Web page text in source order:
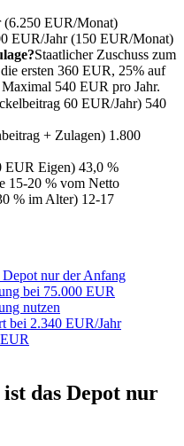
(6.250 EUR/Monat)
EUR/Jahr (150 EUR/Monat)
Staatlicher Zuschuss zum
ersten 360 EUR, 25% auf
540 EUR pro Jahr.
60 EUR/Jahr) 540
+ Zulagen) 1.800
EUR Eigen) 43,0 %
15-20 % vom Netto
% im Alter) 12-17
nur der Anfang
bei 75.000 EUR
nutzen
bei 2.340 EUR/Jahr
das Depot nur